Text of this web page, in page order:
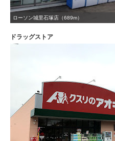
ローソン城里石塚店（689m）
ドラッグストア